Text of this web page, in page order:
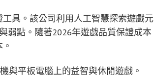
具。該公司利用人工智慧探索遊戲元
弱點。隨著2026年遊戲品質保證成本
與平板電腦上的益智與休閒遊戲。